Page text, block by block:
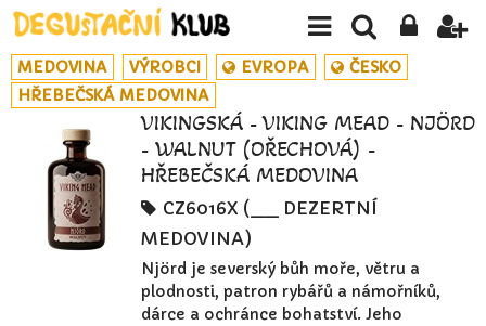
MEDOVINA VÝROBCI EVROPA
ČESKO
HŘEBEČSKÁ MEDOVINA
VIKINGSKÁ - VIKING MEAD - NJÖRD
- WALNUT (OŘECHOVÁ) -
HŘEBEČSKÁ MEDOVINA
CZ6016X (__ DEZERTNÍ
MEDOVINA)
Njörd je severský bůh moře, větru a
plodnosti, patron rybářů a námořníků,
dárce a ochránce bohatství. Jeho